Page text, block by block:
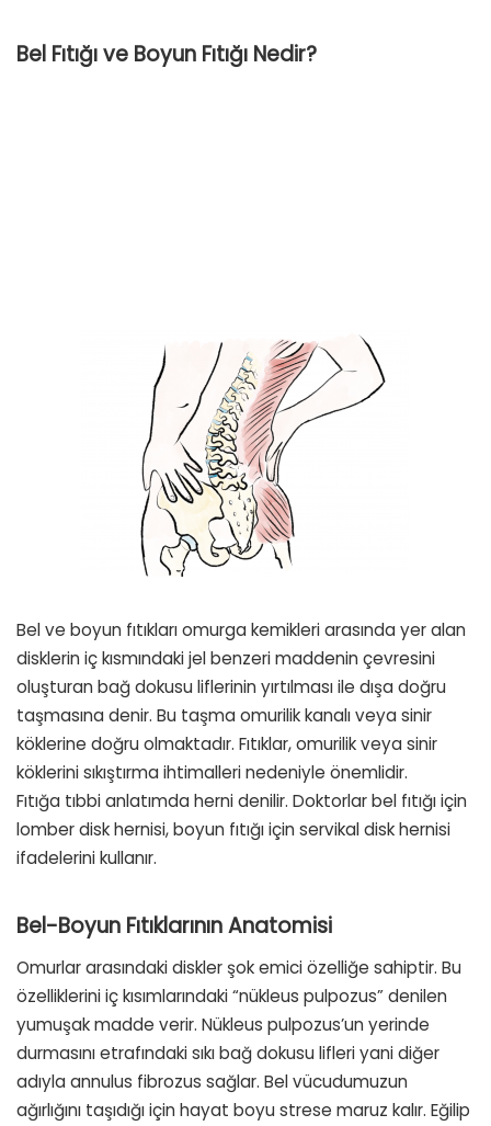
Bel Fıtığı ve Boyun Fıtığı Nedir?
Bel ve boyun fıtıkları omurga kemikleri arasında yer alan
disklerin iç kısmındaki jel benzeri maddenin çevresini
oluşturan bağ dokusu liflerinin yırtılması ile dışa doğru
taşmasına denir. Bu taşma omurilik kanalı veya sinir
köklerine doğru olmaktadır. Fıtıklar, omurilik veya sinir
köklerini sıkıştırma ihtimalleri nedeniyle önemlidir.
Fıtığa tıbbi anlatımda herni denilir. Doktorlar bel fıtığı için
lomber disk hernisi, boyun fıtığı için servikal disk hernisi
ifadelerini kullanır.
Bel-Boyun Fıtıklarının Anatomisi
Omurlar arasındaki diskler şok emici özelliğe sahiptir. Bu
özelliklerini iç kısımlarındaki “nükleus pulpozus” denilen
yumuşak madde verir. Nükleus pulpozus’un yerinde
durmasını etrafındaki sıkı bağ dokusu lifleri yani diğer
adıyla annulus fibrozus sağlar. Bel vücudumuzun
ağırlığını taşıdığı için hayat boyu strese maruz kalır. Eğilip